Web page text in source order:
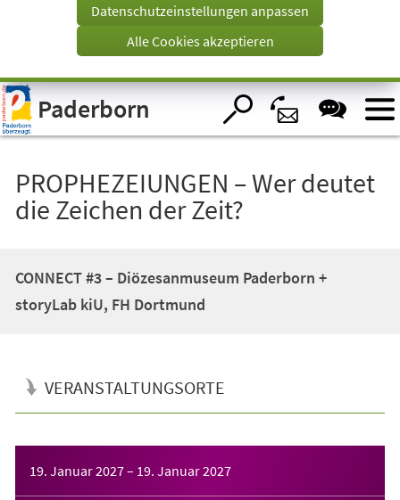
Visuelle
Assistenzsoftware
öffnen.
Tab)
Datenschutzeinstellungen anpassen
Alle Cookies akzeptieren
Paderborn
PROPHEZEIUNGEN – Wer deutet
die Zeichen der Zeit?
CONNECT #3 – Diözesanmuseum Paderborn +
storyLab kiU, FH Dortmund
VERANSTALTUNGSORTE
19. Januar 2027– 19. Januar 2027